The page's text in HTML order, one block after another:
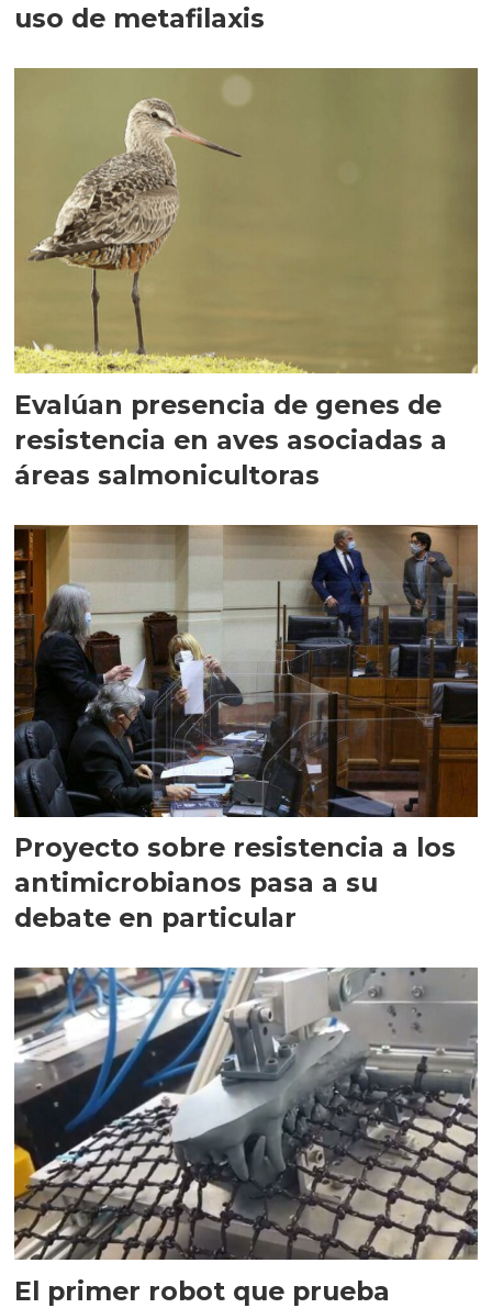
uso de metafilaxis
Evalúan presencia de genes de
resistencia en aves asociadas a
áreas salmonicultoras
Proyecto sobre resistencia a los
antimicrobianos pasa a su
debate en particular
El primer robot que prueba